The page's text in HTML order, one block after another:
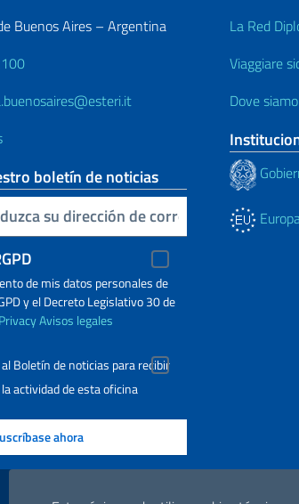
Buenos Aires – Argentina
boletín de noticias
de mis datos personales de
y el Decreto Legislativo 30 de
PrivacyAvisos legales
Boletín de noticias para recibir
actividad de esta oficina
La Red
Viaggiare
Dove